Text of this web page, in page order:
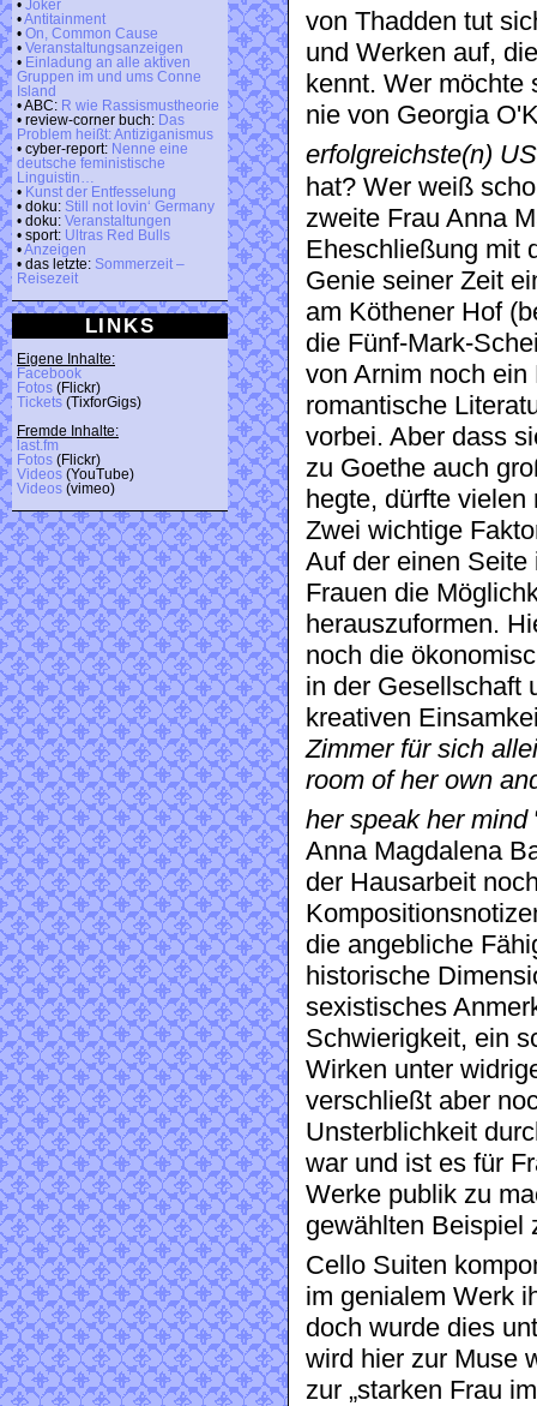
• Joker
•Antitainment
• On, Common Cause
• Veranstaltungsanzeigen
• Einladung an alle aktiven
Gruppen im und ums Conne
Island
• ABC: R wie Rassismustheorie
• review-corner buch: Das
Problem heißt: Antiziganismus
• cyber-report: Nenne eine
deutsche feministische
Linguistin…
• Kunst der Entfesselung
• doku: Still not lovin‘ Germany
• doku: Veranstaltungen
• sport: Ultras Red Bulls
•Anzeigen
• das letzte: Sommerzeit –
Reisezeit
LINKS
Eigene Inhalte:
Facebook
Fotos (Flickr)
Tickets (TixforGigs)
Fremde Inhalte:
last.fm
Fotos (Flickr)
Videos (YouTube)
Videos (vimeo)
von Thadden tut
und Werken auf,
kennt. Wer möchte
nie von Georgia
erfolgreichste(n)
hat? Wer weiß
zweite Frau Anna
Eheschließung mit
Genie seiner Zeit
am Köthener Hof
die Fünf-Mark-
von Arnim noch
romantische
vorbei. Aber dass
zu Goethe auch
hegte, dürfte vielen
Zwei wichtige
Auf der einen
Frauen die
herauszuformen.
noch die
in der Gesellschaft
kreativen
Zimmer für sich
room of her own
her speak her mind
Anna Magdalena
der Hausarbeit
die angebliche
historische
sexistisches
Schwierigkeit, ein
Wirken unter
verschließt aber
Unsterblichkeit
war und ist es für
Werke publik zu
gewählten Beispiel
Cello Suiten
im genialem Werk
doch wurde dies
wird hier zur Muse
zur „starken Frau